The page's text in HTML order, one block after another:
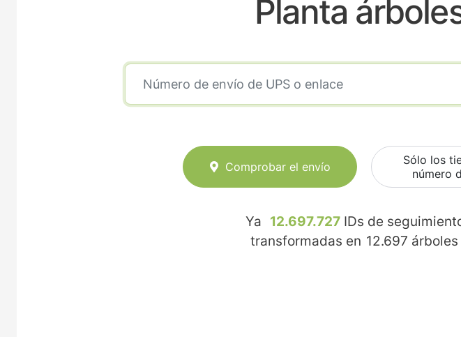
Planta
Comprobar el envío
Sólo los
número
Ya 12.697.727 IDs de
transformadas en 12.697 árboles